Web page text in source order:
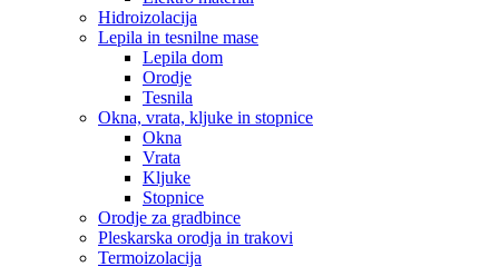
Hidroizolacija
Lepila in tesnilne mase
Lepila dom
Orodje
Tesnila
Okna, vrata, kljuke in stopnice
Okna
Vrata
Kljuke
Stopnice
Orodje za gradbince
Pleskarska orodja in trakovi
Termoizolacija